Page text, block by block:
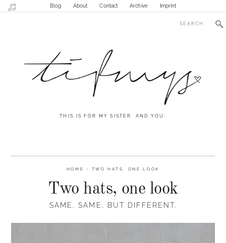
Blog About Contact Archive Imprint
THIS IS FOR MY SISTER. AND YOU.
HOME - TWO HATS, ONE LOOK
Two hats, one look
SAME, SAME, BUT DIFFERENT.